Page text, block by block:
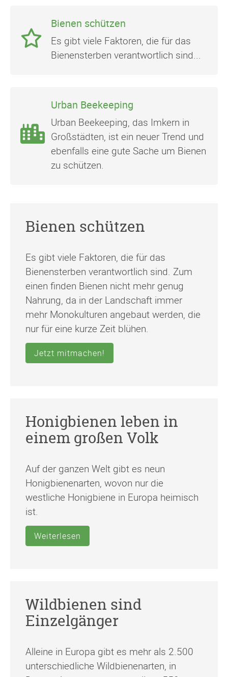
Bienen schützen
Es gibt viele Faktoren, die für das
Bienensterben verantwortlich sind...
Urban Beekeeping
Urban Beekeeping, das Imkern in
Großstädten, ist ein neuer Trend und
ebenfalls eine gute Sache um Bienen
zu schützen.
Bienen schützen
Es gibt viele Faktoren, die für das
Bienensterben verantwortlich sind. Zum
einen finden Bienen nicht mehr genug
Nahrung, da in der Landschaft immer
mehr Monokulturen angebaut werden, die
nur für eine kurze Zeit blühen.
Jetzt mitmachen!
Honigbienen leben in
einem großen Volk
Auf der ganzen Welt gibt es neun
Honigbienenarten, wovon nur die
westliche Honigbiene in Europa heimisch
ist.
Weiterlesen
Wildbienen sind
Einzelgänger
Alleine in Europa gibt es mehr als 2.500
unterschiedliche Wildbienenarten, in